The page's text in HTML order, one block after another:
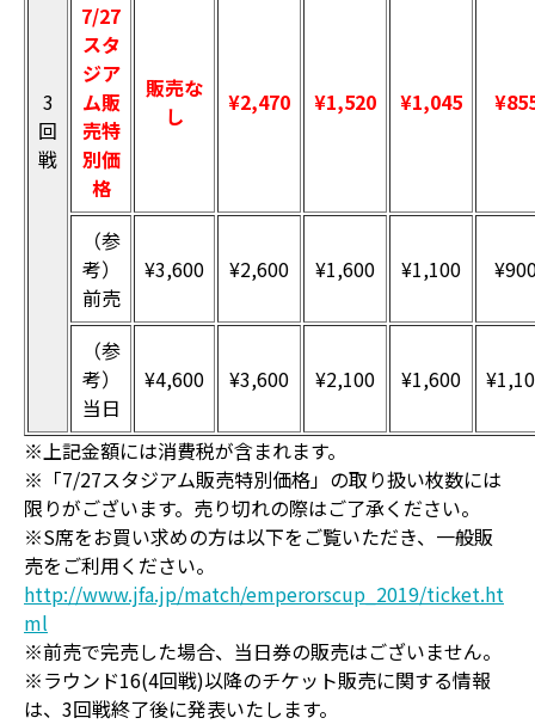
3
回
戦
7/27
スタ
ジア
ム販
売特
別価
格
販売な
し
¥2,470 ¥1,520 ¥1,045
（参
考）
前売
¥3,600 ¥2,600 ¥1,600 ¥1,100
（参
考）
当日
¥4,600 ¥3,600 ¥2,100 ¥1,600
※上記金額には消費税が含まれます。
※「7/27スタジアム販売特別価格」の取り扱い枚数には
限りがございます。売り切れの際はご了承ください。
※S席をお買い求めの方は以下をご覧いただき、一般販
売をご利用ください。
http://www.jfa.jp/match/emperorscup_2019/ticket.ht
ml
※前売で完売した場合、当日券の販売はございません。
※ラウンド16(4回戦)以降のチケット販売に関する情報
は、3回戦終了後に発表いたします。